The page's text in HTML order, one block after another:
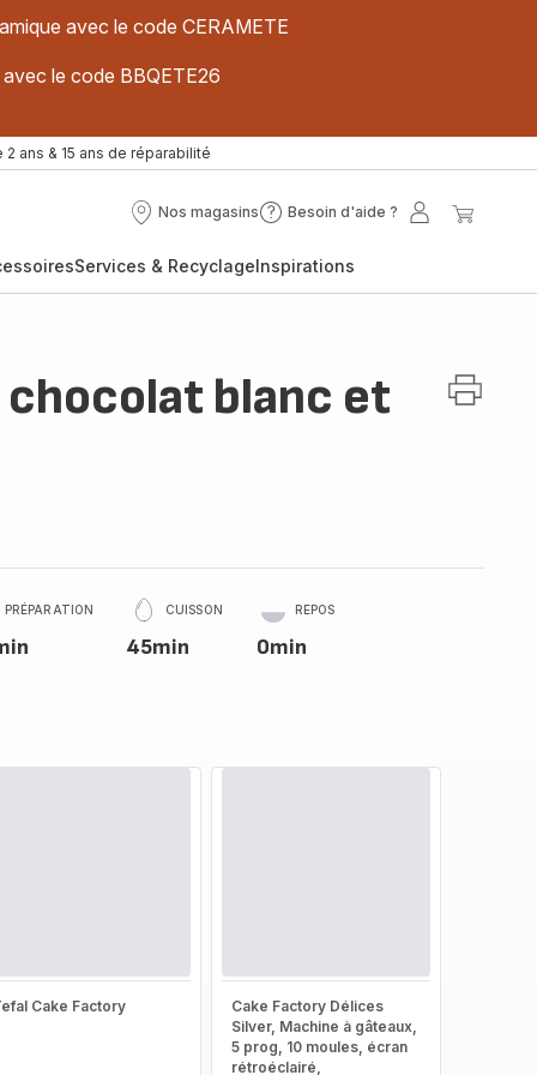
avec le code CERAMETE
le code BBQETE26
2 ans & 15 ans de réparabilité
Nos magasins
Nos
Besoin d'aide ?
Besoin
?
Mon
Services & RecyclageInspirations
chocolat blanc et
PRÉPARATION CUISSON
45min
REPOS
0min
Cake Factory
Cake Factory Délices
Silver, Machine à gâteaux,
5 prog, 10 moules, écran
rétroéclairé,